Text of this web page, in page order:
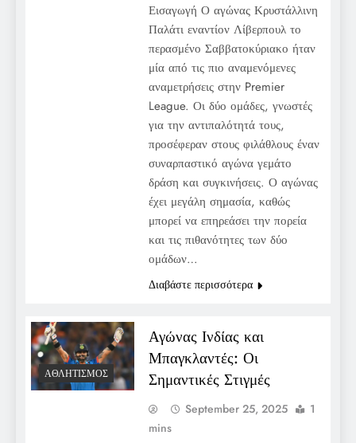
Εισαγωγή Ο αγώνας Κρυστάλλινη
Παλάτι εναντίον Λίβερπουλ το
περασμένο Σαββατοκύριακο ήταν
μία από τις πιο αναμενόμενες
αναμετρήσεις στην Premier
League. Οι δύο ομάδες, γνωστές
για την αντιπαλότητά τους,
προσέφεραν στους φιλάθλους έναν
συναρπαστικό αγώνα γεμάτο
δράση και συγκινήσεις. Ο αγώνας
έχει μεγάλη σημασία, καθώς
μπορεί να επηρεάσει την πορεία
και τις πιθανότητες των δύο
ομάδων…
Διαβάστε περισσότερα
ΑΘΛΗΤΙΣΜΌΣ
Αγώνας Ινδίας και
Μπαγκλαντές: Οι
Σημαντικές Στιγμές
September 25, 2025
1
mins